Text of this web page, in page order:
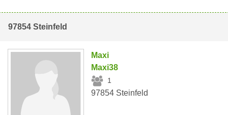
97854 Steinfeld
Maxi
Maxi38
1
97854 Steinfeld